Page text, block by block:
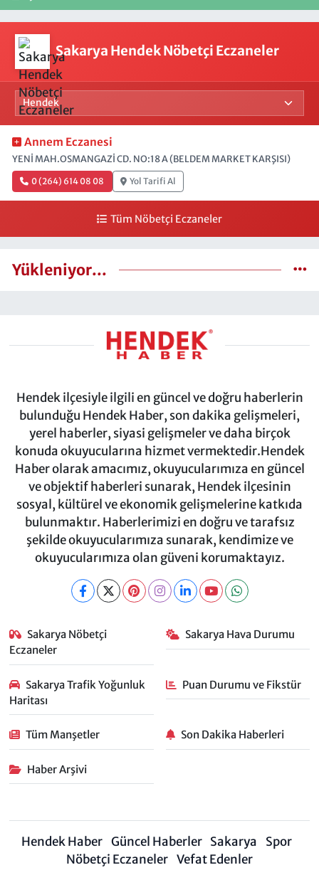
Sakarya Hendek Nöbetçi Eczaneler
Annem Eczanesi
YENİ MAH.OSMANGAZİ CD. NO:18 A (BELDEM MARKET KARŞISI)
0 (264) 614 08 08 Yol Tarifi Al
Tüm Nöbetçi Eczaneler
Yükleniyor...
Hendek ilçesiyle ilgili en güncel ve doğru haberlerin
bulunduğu Hendek Haber, son dakika gelişmeleri,
yerel haberler, siyasi gelişmeler ve daha birçok
konuda okuyucularına hizmet vermektedir.Hendek
Haber olarak amacımız, okuyucularımıza en güncel
ve objektif haberleri sunarak, Hendek ilçesinin
sosyal, kültürel ve ekonomik gelişmelerine katkıda
bulunmaktır. Haberlerimizi en doğru ve tarafsız
şekilde okuyucularımıza sunarak, kendimize ve
okuyucularımıza olan güveni korumaktayız.
Sakarya Nöbetçi
Eczaneler
Sakarya Hava Durumu
Sakarya Trafik Yoğunluk
Haritası
Puan Durumu ve Fikstür
Tüm Manşetler Son Dakika Haberleri
Haber Arşivi
Hendek Haber Güncel Haberler Sakarya
Spor
Nöbetçi Eczaneler Vefat Edenler